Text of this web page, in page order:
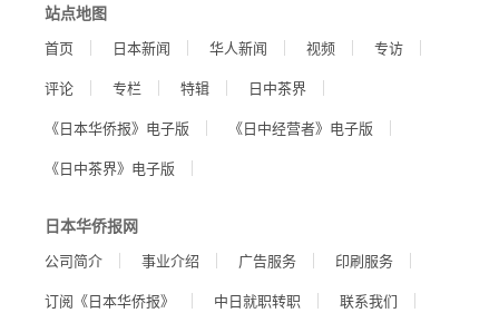
站点地图
首页 日本新闻 华人新闻 视频
专访
评论
专栏 特辑
日中茶界
《日本华侨报》电子版
《日中经营者》电子版
《日中茶界》电子版
日本华侨报网
公司简介 事业介绍 广告服务
印刷服务
订阅《日本华侨报》
中日就职转职
联系我们